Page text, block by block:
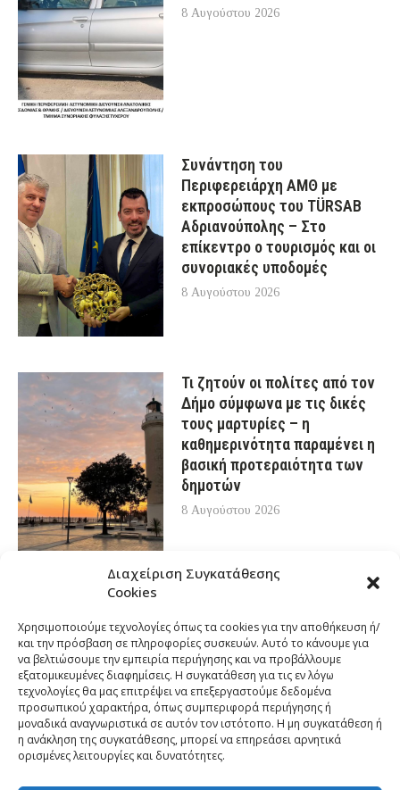
Διαχείριση Συγκατάθεσης
Cookies
Χρησιμοποιούμε τεχνολογίες όπως τα cookies για την αποθήκευση ή/
και την πρόσβαση σε πληροφορίες συσκευών. Αυτό το κάνουμε για
να βελτιώσουμε την εμπειρία περιήγησης και να προβάλλουμε
εξατομικευμένες διαφημίσεις. Η συγκατάθεση για τις εν λόγω
τεχνολογίες θα μας επιτρέψει να επεξεργαστούμε δεδομένα
προσωπικού χαρακτήρα, όπως συμπεριφορά περιήγησης ή
μοναδικά αναγνωριστικά σε αυτόν τον ιστότοπο. Η μη συγκατάθεση ή
η ανάκληση της συγκατάθεσης, μπορεί να επηρεάσει αρνητικά
ορισμένες λειτουργίες και δυνατότητες.
8 Αυγούστου 2026
Συνάντηση του
Περιφερειάρχη ΑΜΘ με
εκπροσώπους του TÜRSAB
Αδριανούπολης – Στο
επίκεντρο ο τουρισμός και οι
συνοριακές υποδομές
8 Αυγούστου 2026
Τι ζητούν οι πολίτες από τον
Δήμο σύμφωνα με τις δικές
τους μαρτυρίες – η
καθημερινότητα παραμένει η
βασική προτεραιότητα των
δημοτών
8 Αυγούστου 2026